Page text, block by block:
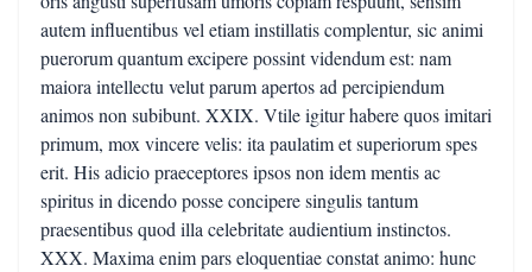
autem influentibus vel etiam instillatis complentur, sic animi
puerorum quantum excipere possint videndum est: nam
maiora intellectu velut parum apertos ad percipiendum
animos non subibunt. XXIX. Vtile igitur habere quos imitari
primum, mox vincere velis: ita paulatim et superiorum spes
erit. His adicio praeceptores ipsos non idem mentis ac
spiritus in dicendo posse concipere singulis tantum
praesentibus quod illa celebritate audientium instinctos.
XXX. Maxima enim pars eloquentiae constat animo: hunc